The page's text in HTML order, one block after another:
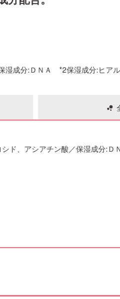
湿成分:ＤＮＡ *2保湿成分:ヒア
bubble_chart
ド、アシアチン酸／保湿成分:Ｄ